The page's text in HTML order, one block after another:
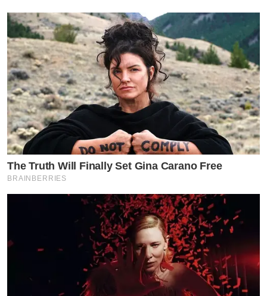
หมอก้อง สรวิชญ์ สุบุญ
ร้อยโทนายแพทย์ สรวิชญ์ สุบุญ (ก้อง) เกิดเมื่อวันที่ 8
ธันวาคม พ.ศ. 2526 ศึกษาระดับมัธยมศึกษาตอนต้นที่
โรงเรียนสาธิตมหาวิทยาลัยราชภัฏเทพสตรี จังหวัดลพบุรี
ระดับมัธยมศึกษาตอนปลายที่โรงเรียนเตรียมอุดมศึกษา
กรุงเทพมหานคร ด้วยเกรดเฉลี่ย 3.90 และและจบการศึกษา
แพทยศาสตรบัณฑิตจากวิทยาลัยแพทยศาสตร์
พระมงกุฎเกล้า ได้คะแนนเฉลี่ยสะสม 3.51 เกียรตินิยม
อันดับ 1 เหรียญทอง
หลังจากสำเร็จการศึกษาได้เป็นแพทย์ใช้ทุนอยู่ที่โรง
พยาบาลค่ายจักรพงษ์ จ.ปราจีนบุรี เป็นระยะเวลา 1 ปี และ
เมื่อ 2 ปีก่อนได้ย้ายเข้ามาประจำอยู่ที่ บ.ก. สูงสุด ทุ่งสีกัน
เขตดอนเมือง กรุงเทพฯ จนถึงปัจจุบัน นายแพทย์ สรวิชญ์ สุ
The Truth Will Finally Set Gina Carano Free
BRAINBERRIES